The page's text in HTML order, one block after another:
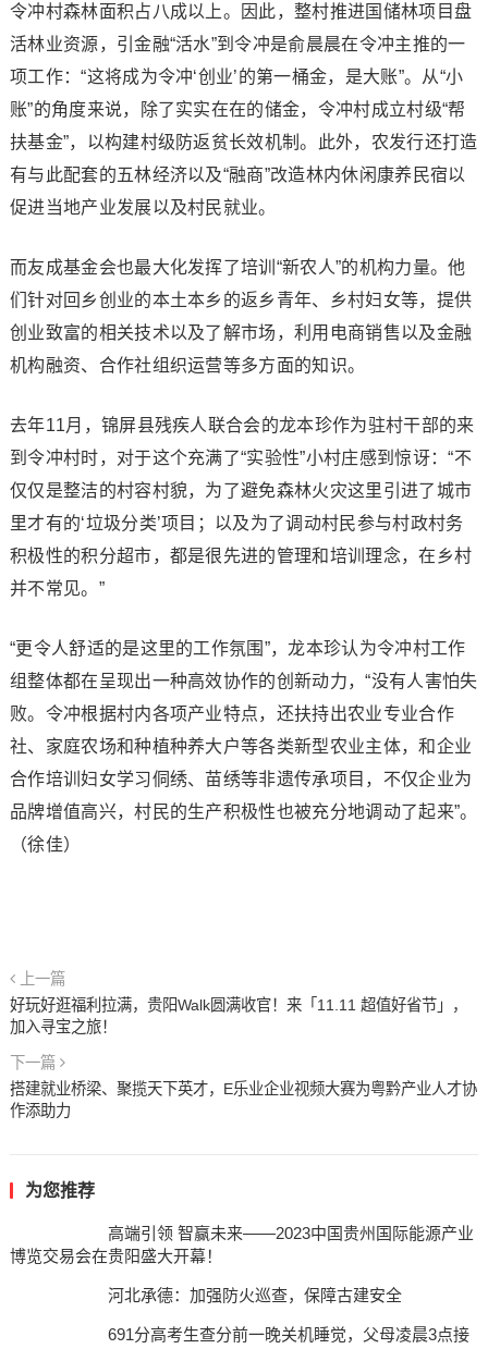
令冲村森林面积占八成以上。因此，整村推进国储林项目盘
活林业资源，引金融“活水”到令冲是俞晨晨在令冲主推的一
项工作：“这将成为令冲‘创业’的第一桶金，是大账”。从“小
账”的角度来说，除了实实在在的储金，令冲村成立村级“帮
扶基金”，以构建村级防返贫长效机制。此外，农发行还打造
有与此配套的五林经济以及“融商”改造林内休闲康养民宿以
促进当地产业发展以及村民就业。
而友成基金会也最大化发挥了培训“新农人”的机构力量。他
们针对回乡创业的本土本乡的返乡青年、乡村妇女等，提供
创业致富的相关技术以及了解市场，利用电商销售以及金融
机构融资、合作社组织运营等多方面的知识。
去年11月，锦屏县残疾人联合会的龙本珍作为驻村干部的来
到令冲村时，对于这个充满了“实验性”小村庄感到惊讶：“不
仅仅是整洁的村容村貌，为了避免森林火灾这里引进了城市
里才有的‘垃圾分类’项目；以及为了调动村民参与村政村务
积极性的积分超市，都是很先进的管理和培训理念，在乡村
并不常见。”
“更令人舒适的是这里的工作氛围”，龙本珍认为令冲村工作
组整体都在呈现出一种高效协作的创新动力，“没有人害怕失
败。令冲根据村内各项产业特点，还扶持出农业专业合作
社、家庭农场和种植种养大户等各类新型农业主体，和企业
合作培训妇女学习侗绣、苗绣等非遗传承项目，不仅企业为
品牌增值高兴，村民的生产积极性也被充分地调动了起来”。
（徐佳）
上一篇
好玩好逛福利拉满，贵阳Walk圆满收官！来「11.11 超值好省节」，
加入寻宝之旅！
下一篇
搭建就业桥梁、聚揽天下英才，E乐业企业视频大赛为粤黔产业人才协
作添助力
为您推荐
高端引领 智赢未来——2023中国贵州国际能源产业
博览交易会在贵阳盛大开幕！
河北承德：加强防火巡查，保障古建安全
691分高考生查分前一晚关机睡觉，父母凌晨3点接